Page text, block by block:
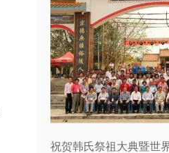
祝贺韩氏祭祖大典暨世